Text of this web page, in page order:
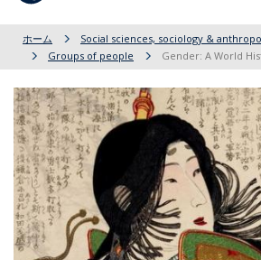
ホーム
Social sciences, sociology &
Groups of people
Gender: A World